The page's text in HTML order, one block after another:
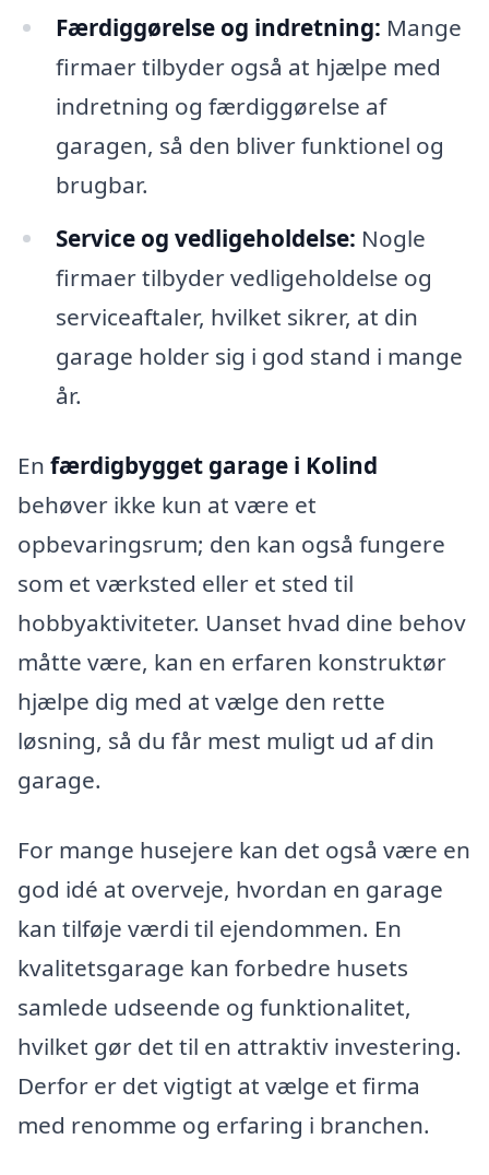
Færdiggørelse og indretning: Mange
firmaer tilbyder også at hjælpe med
indretning og færdiggørelse af
garagen, så den bliver funktionel og
brugbar.
Service og vedligeholdelse: Nogle
firmaer tilbyder vedligeholdelse og
serviceaftaler, hvilket sikrer, at din
garage holder sig i god stand i mange
år.
En færdigbygget garage i Kolind
behøver ikke kun at være et
opbevaringsrum; den kan også fungere
som et værksted eller et sted til
hobbyaktiviteter. Uanset hvad dine behov
måtte være, kan en erfaren konstruktør
hjælpe dig med at vælge den rette
løsning, så du får mest muligt ud af din
garage.
For mange husejere kan det også være en
god idé at overveje, hvordan en garage
kan tilføje værdi til ejendommen. En
kvalitetsgarage kan forbedre husets
samlede udseende og funktionalitet,
hvilket gør det til en attraktiv investering.
Derfor er det vigtigt at vælge et firma
med renomme og erfaring i branchen.